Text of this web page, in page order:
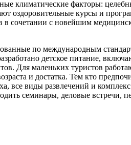
климатические факторы:
оздоровительные курсы и
в сочетании с новейшим
по международным
детское питание,
Для маленьких туристов
и достатка. Тем кто
все виды развлечений и
семинары, деловые встречи,